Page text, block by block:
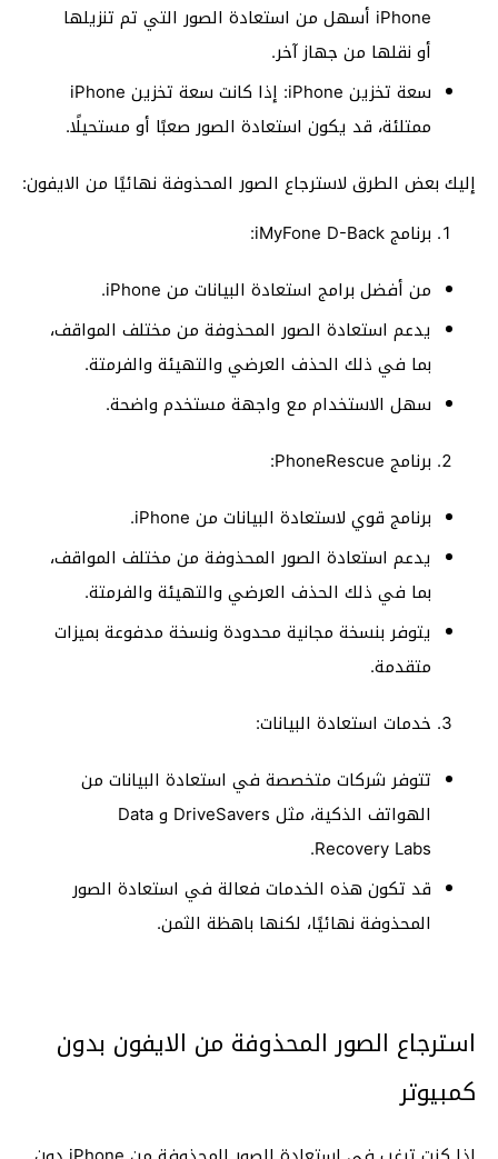
iPhone أسهل من استعادة الصور التي تم تنزيلها
أو نقلها من جهاز آخر.
سعة تخزين iPhone: إذا كانت سعة تخزين iPhone
ممتلئة، قد يكون استعادة الصور صعبًا أو مستحيلًا.
إليك بعض الطرق لاسترجاع الصور المحذوفة نهائيًا من الايفون:
برنامج iMyFone D-Back:
من أفضل برامج استعادة البيانات من iPhone.
يدعم استعادة الصور المحذوفة من مختلف المواقف،
بما في ذلك الحذف العرضي والتهيئة والفرمتة.
سهل الاستخدام مع واجهة مستخدم واضحة.
برنامج PhoneRescue:
برنامج قوي لاستعادة البيانات من iPhone.
يدعم استعادة الصور المحذوفة من مختلف المواقف،
بما في ذلك الحذف العرضي والتهيئة والفرمتة.
يتوفر بنسخة مجانية محدودة ونسخة مدفوعة بميزات
متقدمة.
خدمات استعادة البيانات:
تتوفر شركات متخصصة في استعادة البيانات من
الهواتف الذكية، مثل DriveSavers و Data
Recovery Labs.
قد تكون هذه الخدمات فعالة في استعادة الصور
المحذوفة نهائيًا، لكنها باهظة الثمن.
استرجاع الصور المحذوفة من الايفون بدون
كمبيوتر